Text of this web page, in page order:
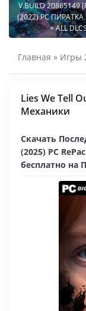
V.BUILD 20865149
(2022) PC ПИРАТКА
+ ALL
Главная » Игры
Lies We Tell
Механики
Скачать
(2025) PC
бесплатно на